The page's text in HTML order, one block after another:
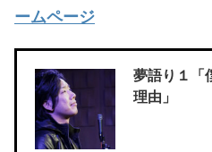
ームページ
夢語り１「
理由」